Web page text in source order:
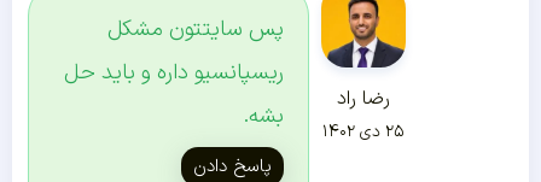
رضا راد
۲۵ دی ۱۴۰۲
پس سایتتون مشکل
ریسپانسیو داره و باید حل
بشه.
پاسخ دادن